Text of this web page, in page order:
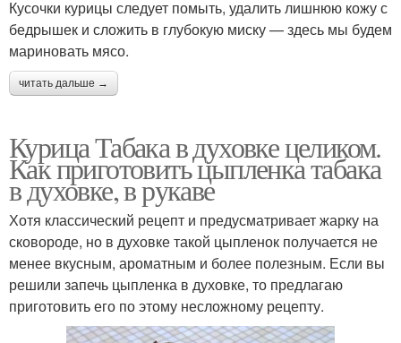
Кусочки курицы следует помыть, удалить лишнюю кожу с
бедрышек и сложить в глубокую миску — здесь мы будем
мариновать мясо.
читать дальше →
Курица Табака в духовке целиком.
Как приготовить цыпленка табака
в духовке, в рукаве
Хотя классический рецепт и предусматривает жарку на
сковороде, но в духовке такой цыпленок получается не
менее вкусным, ароматным и более полезным. Если вы
решили запечь цыпленка в духовке, то предлагаю
приготовить его по этому несложному рецепту.